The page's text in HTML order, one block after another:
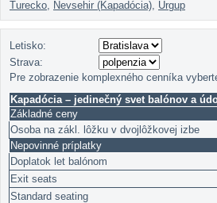
Turecko, Nevsehir (Kapadócia), Urgup
Letisko:
Strava:
Pre zobrazenie komplexného cenníka
Kapadócia – jedinečný svet balónov a
Základné ceny
Osoba na zákl. lôžku v dvojlôžkovej izbe
Nepovinné príplatky
Doplatok let balónom
Exit seats
Standard seating